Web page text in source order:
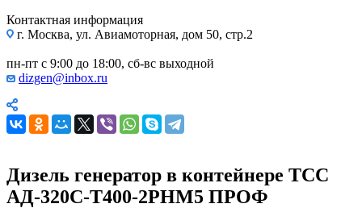
Контактная информация
г. Москва, ул. Авиамоторная, дом 50, стр.2
пн-пт с 9:00 до 18:00, сб-вс выходной
dizgen@inbox.ru
Дизель генератор в контейнере ТСС
АД-320С-Т400-2РНМ5 ПРОФ